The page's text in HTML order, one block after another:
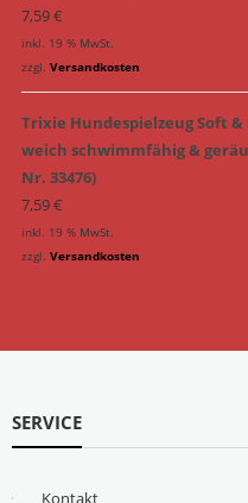
7,59€
inkl. 19 % MwSt.
zzgl. Versandkosten
Trixie Hundespielzeug Soft &
weich schwimmfähig &
Nr. 33476)
7,59€
inkl. 19 % MwSt.
zzgl. Versandkosten
SERVICE
Kontakt